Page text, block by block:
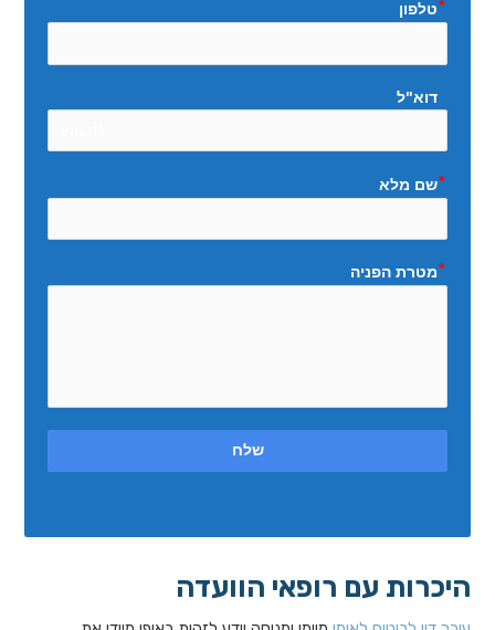
טלפון
דוא"ל
שם מלא
מטרת הפניה
שלח
היכרות עם רופאי הוועדה